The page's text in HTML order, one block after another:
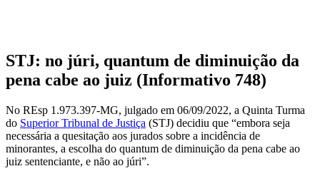
STJ: no júri, quantum de diminuição da
pena cabe ao juiz (Informativo 748)
No REsp 1.973.397-MG, julgado em 06/09/2022, a Quinta Turma
do Superior Tribunal de Justiça (STJ) decidiu que “embora seja
necessária a quesitação aos jurados sobre a incidência de
minorantes, a escolha do quantum de diminuição da pena cabe ao
juiz sentenciante, e não ao júri”.